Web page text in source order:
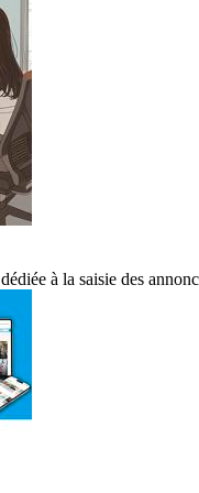
à la saisie des